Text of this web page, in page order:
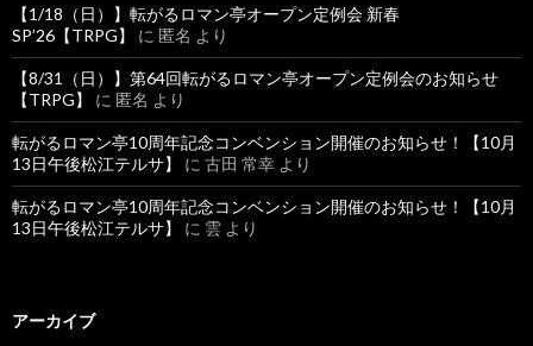
【1/18（日）】転がるロマン亭オープン定例会 新春
SP’26【TRPG】
に 匿名 より
【8/31（日）】第64回転がるロマン亭オープン定例会のお知らせ
【TRPG】
に 匿名 より
転がるロマン亭10周年記念コンベンション開催のお知らせ！【10月
13日午後松江テルサ】
に 古田 常幸 より
転がるロマン亭10周年記念コンベンション開催のお知らせ！【10月
13日午後松江テルサ】
に 雲 より
アーカイブ